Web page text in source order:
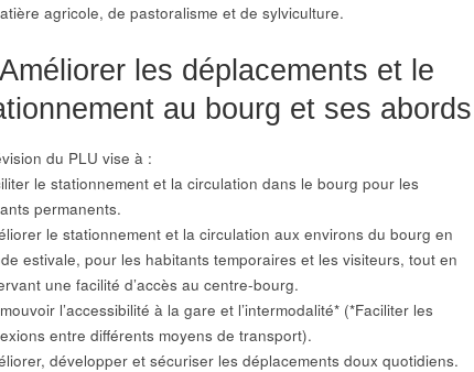
agricole, de pastoralisme et de sylviculture.
les déplacements et le
au bourg et ses abords
du PLU vise à :
le stationnement et la circulation dans le bourg pour les
permanents.
le stationnement et la circulation aux environs du bourg en
estivale, pour les habitants temporaires et les visiteurs, tout en
une facilité d’accès au centre-bourg.
l’accessibilité à la gare et l’intermodalité* (*Faciliter les
entre différents moyens de transport).
développer et sécuriser les déplacements doux quotidiens.